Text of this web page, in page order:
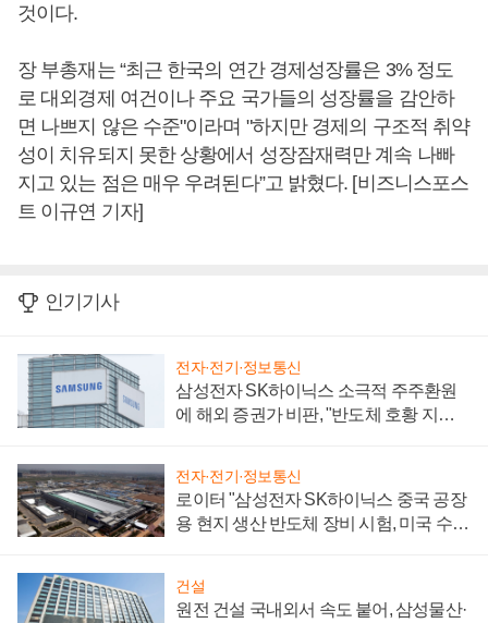
것이다.
장 부총재는 “최근 한국의 연간 경제성장률은 3% 정도
로 대외경제 여건이나 주요 국가들의 성장률을 감안하
면 나쁘지 않은 수준"이라며 "하지만 경제의 구조적 취약
성이 치유되지 못한 상황에서 성장잠재력만 계속 나빠
지고 있는 점은 매우 우려된다”고 밝혔다. [비즈니스포스
트 이규연 기자]
인기기사
전자·전기·정보통신
삼성전자 SK하이닉스 소극적 주주환원
에 해외 증권가 비판, "반도체 호황 지속
전자·전기·정보통신
로이터 "삼성전자 SK하이닉스 중국 공장
용 현지 생산 반도체 장비 시험, 미국 수출
건설
원전 건설 국내외서 속도 붙어, 삼성물산·